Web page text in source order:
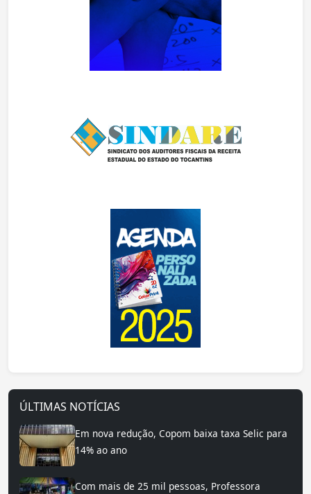
ÚLTIMAS NOTÍCIAS
Em nova redução, Copom baixa taxa Selic para
14% ao ano
Com mais de 25 mil pessoas, Professora